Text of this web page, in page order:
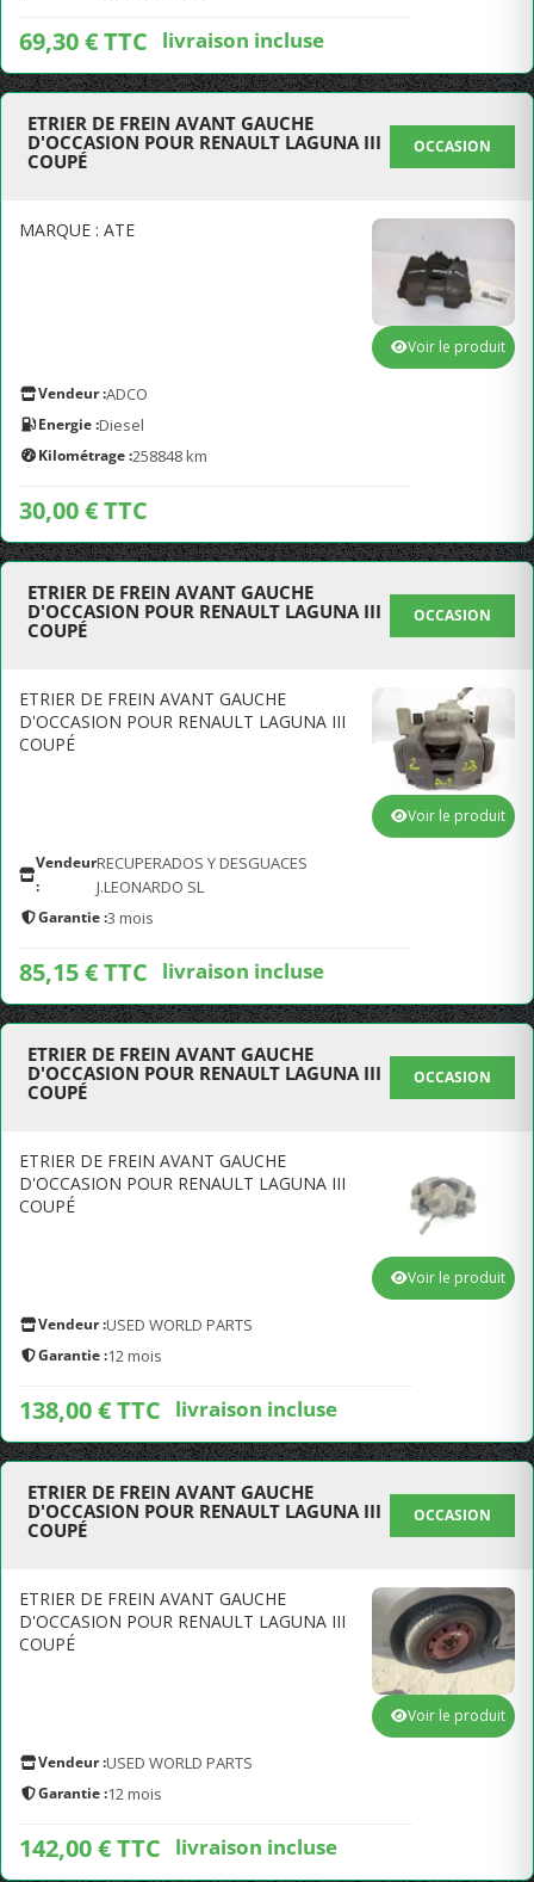
69,30 € TTC livraison incluse
ETRIER DE FREIN AVANT GAUCHE
D'OCCASION POUR RENAULT LAGUNA III
COUPÉ
OCCASION
MARQUE : ATE
Vendeur :ADCO
Energie :Diesel
Kilométrage :258848 km
30,00 € TTC
Voir le produit
ETRIER DE FREIN AVANT GAUCHE
D'OCCASION POUR RENAULT LAGUNA III
COUPÉ
OCCASION
ETRIER DE FREIN AVANT GAUCHE
D'OCCASION POUR RENAULT LAGUNA III
COUPÉ
Vendeur
:
RECUPERADOS Y DESGUACES
J.LEONARDO SL
Garantie :3 mois
85,15 € TTC livraison incluse
Voir le produit
ETRIER DE FREIN AVANT GAUCHE
D'OCCASION POUR RENAULT LAGUNA III
COUPÉ
OCCASION
ETRIER DE FREIN AVANT GAUCHE
D'OCCASION POUR RENAULT LAGUNA III
COUPÉ
Vendeur :USED WORLD PARTS
Garantie :12 mois
138,00 € TTC livraison incluse
Voir le produit
ETRIER DE FREIN AVANT GAUCHE
D'OCCASION POUR RENAULT LAGUNA III
COUPÉ
OCCASION
ETRIER DE FREIN AVANT GAUCHE
D'OCCASION POUR RENAULT LAGUNA III
COUPÉ
Vendeur :USED WORLD PARTS
Garantie :12 mois
142,00 € TTC livraison incluse
Voir le produit